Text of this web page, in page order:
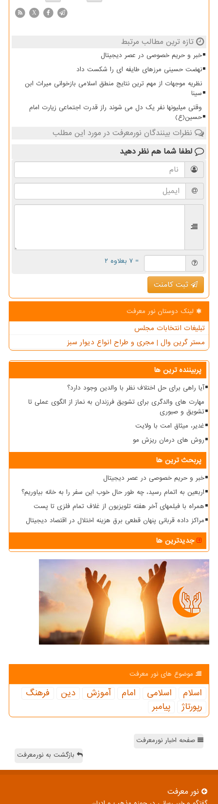
X
تازه ترین مطالب مرتبط
خبر و حریم خصوصی در عصر دیجیتال
نهضت حسینی مرزهای طایفه ای را شکست داد
نظریه موجهات از مهم ترین نتایج منطق اسلامی بازخوانی میراث ابن
سینا
وقتی میلیونها نفر یک دل می شوند راز قدرت اجتماعی زیارت امام
حسین(ع)
نظرات بینندگان نورمعرفت در مورد این مطلب
لطفا شما هم نظر دهید
= ۷ بعلاوه ۲
ثبت کامنت
لینک دوستان نور معرفت
تبلیغات انتخابات مجلس
مستر گرین وال | مجری و طراح انواع دیوار سبز
پربیننده ترین ها
آیا راهی برای حل اختلاف نظر با والدین وجود دارد؟
مهارت های والدگری برای تشویق فرزندان به نماز از الگوی عملی تا
تشویق و صبوری
غدیر، میثاق امت با ولایت
روش های درمان ریزش مو
پربحث ترین ها
خبر و حریم خصوصی در عصر دیجیتال
اربعین به اتمام رسید، چه طور حال خوب این سفر را به خانه بیاوریم؟
همراه با فیلمهای آخر هفته تلویزیون از غلاف تمام فلزی تا پست
مراکز داده قربانی پنهان قطعی برق هزینه اختلال در اقتصاد دیجیتال
جدیدترین ها
موضوع های نور معرفت
اسلام اسلامی امام آموزش دین
فرهنگ
رپورتاژ
پیامبر
صفحه اخبار نورمعرفت
بازگشت به نورمعرفت
نور معرفت